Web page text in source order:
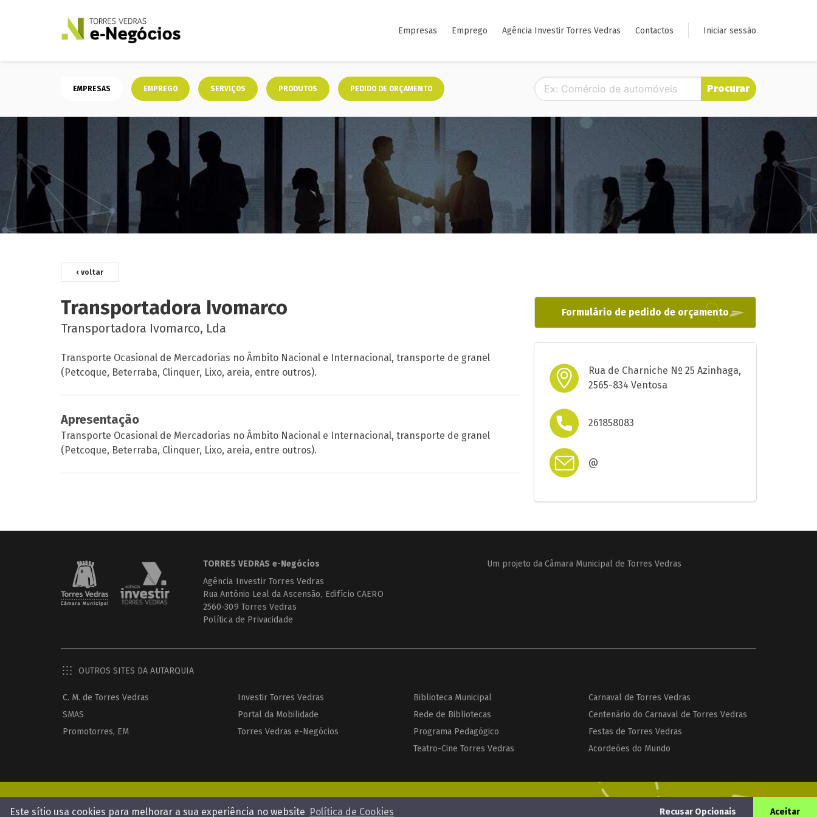
Este sítio usa cookies para melhorar a sua experiência no website Política de Cookies Recusar Opcionais Aceitar
Empresas Emprego Agência Investir Torres Vedras Contactos Iniciar sessão
EMPRESAS EMPREGO SERVIÇOS PRODUTOS PEDIDO DE ORÇAMENTO Procurar
‹ voltar
Transportadora Ivomarco
Transportadora Ivomarco, Lda
Transporte Ocasional de Mercadorias no Âmbito Nacional e Internacional, transporte de granel
(Petcoque, Beterraba, Clinquer, Lixo, areia, entre outros).
Apresentação
Transporte Ocasional de Mercadorias no Âmbito Nacional e Internacional, transporte de granel
(Petcoque, Beterraba, Clinquer, Lixo, areia, entre outros).
Formulário de pedido de orçamento
Rua de Charniche Nº 25 Azinhaga,
2565-834 Ventosa
261858083
@
Enviar pedido de orçamento
TORRES VEDRAS e-Negócios
Agência Investir Torres Vedras
Rua António Leal da Ascensão, Edifício CAERO
2560-309 Torres Vedras
Política de Privacidade
Um projeto da Câmara Municipal de Torres Vedras
OUTROS SITES DA AUTARQUIA
C. M. de Torres Vedras
SMAS
Promotorres, EM
Investir Torres Vedras
Portal da Mobilidade
Torres Vedras e-Negócios
Biblioteca Municipal
Rede de Bibliotecas
Programa Pedagógico
Teatro-Cine Torres Vedras
Carnaval de Torres Vedras
Centenário do Carnaval de Torres Vedras
Festas de Torres Vedras
Acordeões do Mundo